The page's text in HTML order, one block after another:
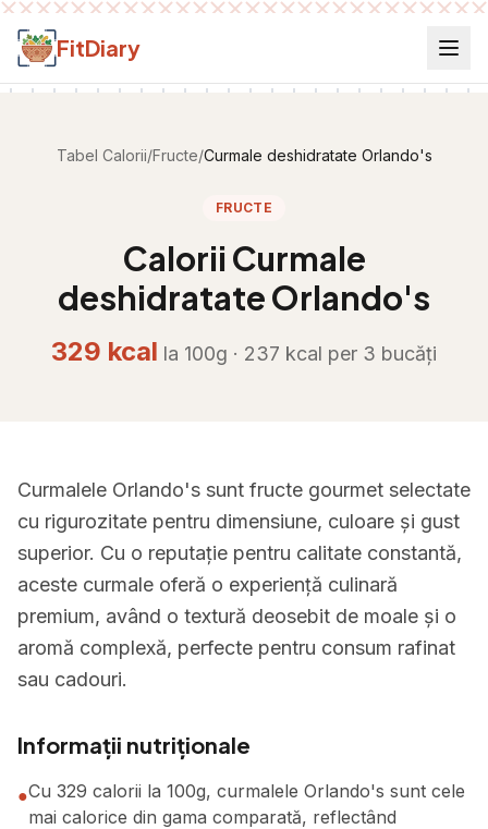
Salt la conținut
FitDiary
Tabel Calorii/Fructe/Curmale deshidratate Orlando's
FRUCTE
Calorii Curmale
deshidratate Orlando's
329 kcal la 100g · 237 kcal per 3 bucăți
Curmalele Orlando's sunt fructe gourmet selectate
cu rigurozitate pentru dimensiune, culoare și gust
superior. Cu o reputație pentru calitate constantă,
aceste curmale oferă o experiență culinară
premium, având o textură deosebit de moale și o
aromă complexă, perfecte pentru consum rafinat
sau cadouri.
Informații nutriționale
●Cu 329 calorii la 100g, curmalele Orlando's sunt cele
mai calorice din gama comparată, reflectând